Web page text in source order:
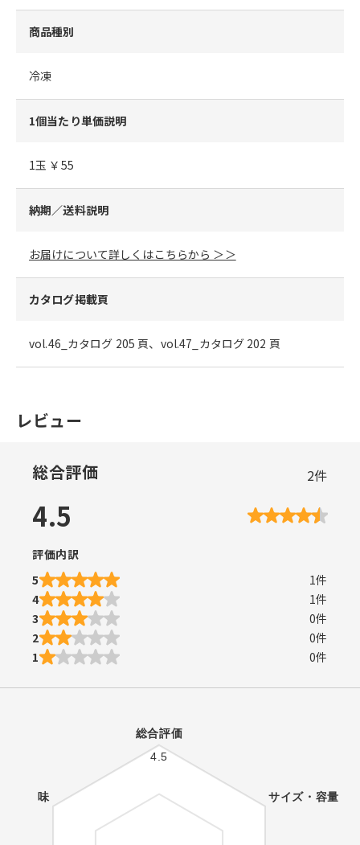
商品種別
冷凍
1個当たり単価説明
1玉 ￥55
納期／送料説明
お届けについて詳しくはこちらから ＞＞
カタログ掲載頁
vol.46_カタログ 205 頁、vol.47_カタログ 202 頁
レビュー
総合評価 2件
4.5
評価内訳
5
1件
4
1件
3
0件
2
0件
1
0件